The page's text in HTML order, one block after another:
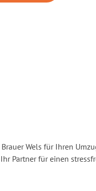
Wels für Ihren
Partner für einen